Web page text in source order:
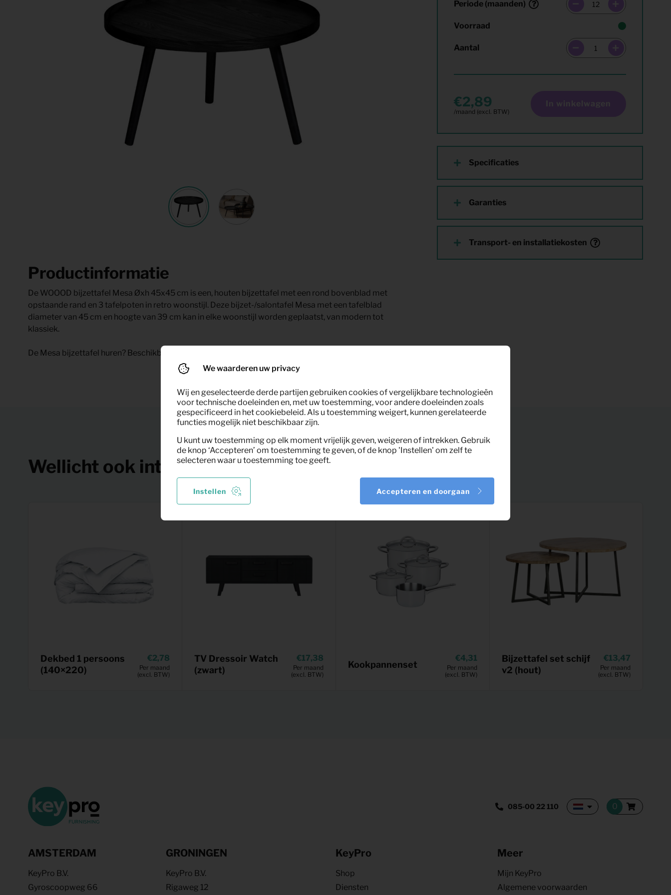
Offerte aanvragen
Periode (maanden)
Voorraad
Aantal
2,89 In winkelwagen
Specificaties
Garanties
Transport- en installatiekosten
Productinformatie
De WOOOD bijzettafel Mesa Øxh 45x45 cm is een, houten bijzettafel met een rond bovenblad met
opstaande rand en 3 tafelpoten in retro woonstijl. Deze bijzet-/salontafel Mesa met een tafelblad
diameter van 45 cm en hoogte van 39 cm kan in elke woonstijl worden geplaatst, van modern tot
klassiek.
De Mesa bijzettafel huren? Beschikbaar in de kleur naturel bij Keypro meubelverhuur.
Wellicht ook interessant
Dekbed 1 persoons
(140×220)
2,78
Per maand
(excl. BTW)
TV Dressoir Watch
(zwart)
17,38
Per maand
(excl. BTW)
Kookpannenset
4,31
Per maand
(excl. BTW)
Bijzettafel set schijf
v2 (hout)
13,47
Per maand
(excl. BTW)
085-00 22 110
AMSTERDAM
KeyPro B.V.
Gyroscoopweg 66
GRONINGEN
KeyPro B.V.
Rigaweg 12
KeyPro
Shop
Diensten
Meer
Mijn KeyPro
Algemene voorwaarden
We waarderen uw privacy
Wij en geselecteerde derde partijen gebruiken cookies of vergelijkbare technologieën
voor technische doeleinden en, met uw toestemming, voor andere doeleinden zoals
gespecificeerd in het cookiebeleid. Als u toestemming weigert, kunnen gerelateerde
functies mogelijk niet beschikbaar zijn.
U kunt uw toestemming op elk moment vrijelijk geven, weigeren of intrekken. Gebruik
de knop ‘Accepteren’ om toestemming te geven, of de knop 'Instellen' om zelf te
selecteren waar u toestemming toe geeft.
Instellen Accepteren en doorgaan